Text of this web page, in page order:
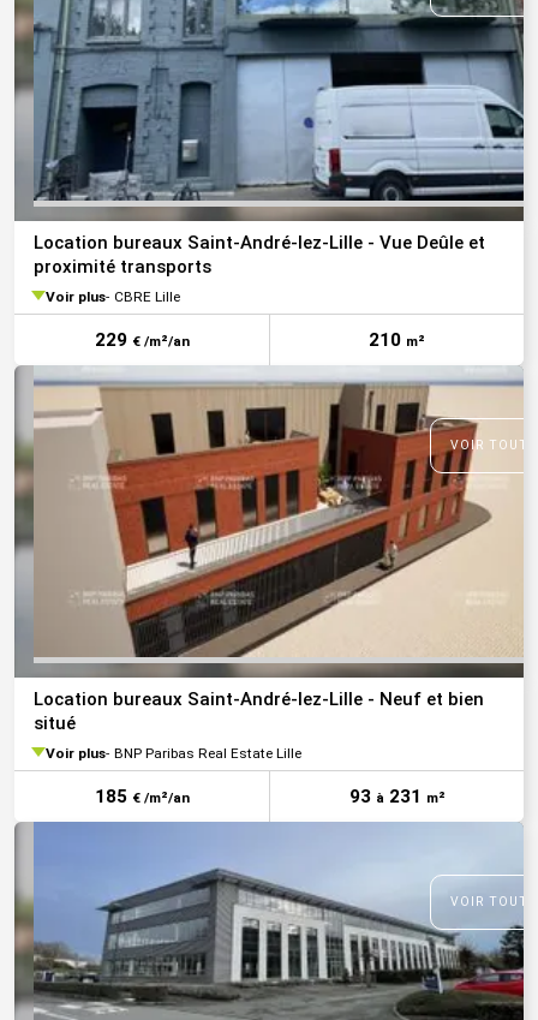
Location bureaux Saint-André-lez-Lille - Vue Deûle et
proximité transports
Voir plus CBRE Lille
229 € /m²/an 210 m²
VOIR
Location bureaux Saint-André-lez-Lille - Neuf et bien
situé
Voir plus BNP Paribas Real Estate Lille
185 € /m²/an 93 à231 m²
VOIR